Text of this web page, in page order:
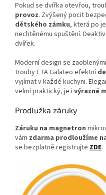
Pokud se dvířka otevřou,
provoz. Zvýšený pocit
dětského zámku, která po
nechtěnému spuštění.
dvířek.
Moderní design se
trouby ETA Galateo efektní
vyjímat v každé kuchyni.
velmi praktický, je i výrazné
Prodlužka záruky
Záruku na magnetron
vám zdarma prodloužíme
se bezplatně registrujte ZDE.